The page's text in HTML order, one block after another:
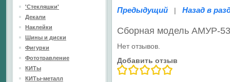
Предыдущий | Назад в
Сборная модель АМУР-
Нет отзывов.
Добавить отзыв
'Стекляшки'
Декали
Наклейки
Шины и диски
Фигурки
Фототравление
КИТы
КИТы-металл